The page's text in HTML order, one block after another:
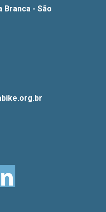
Branca - São